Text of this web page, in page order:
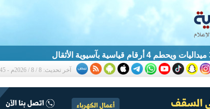
آخر تحديث: 8 / 8 / 2026م - 1:45 ص